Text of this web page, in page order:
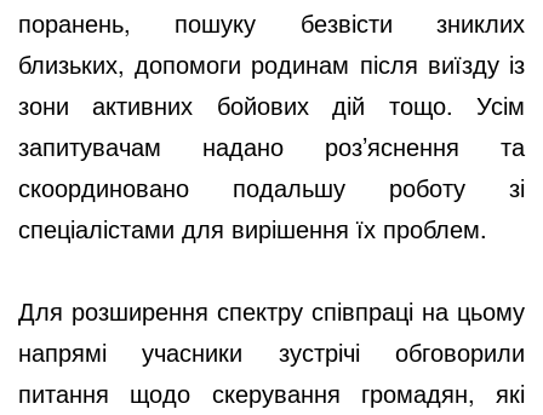
поранень, пошуку безвісти зниклих
близьких, допомоги родинам після виїзду із
зони активних бойових дій тощо. Усім
запитувачам надано роз’яснення та
скоординовано подальшу роботу зі
спеціалістами для вирішення їх проблем.
Для розширення спектру співпраці на цьому
напрямі учасники зустрічі обговорили
питання щодо скерування громадян, які